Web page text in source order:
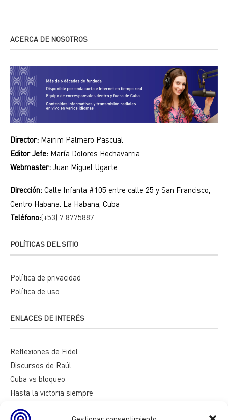
ACERCA DE NOSOTROS
Director: Mairim Palmero Pascual
Editor Jefe: María Dolores Hechavarria
Webmaster: Juan Miguel Ugarte
Dirección: Calle Infanta #105 entre calle 25 y San Francisco,
Centro Habana. La Habana, Cuba
Teléfono:(+53) 7 8775887
POLÍTICAS DEL SITIO
Política de privacidad
Política de uso
ENLACES DE INTERÉS
Reflexiones de Fidel
Discursos de Raúl
Cuba vs bloqueo
Hasta la victoria siempre